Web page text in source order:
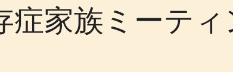
症家族ミーテ